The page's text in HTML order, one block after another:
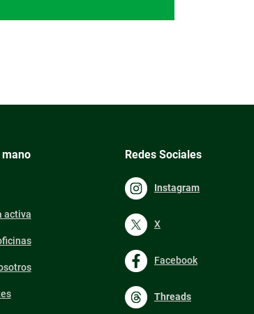
activa
Redes Sociales
Instagram
X
Facebook
Threads